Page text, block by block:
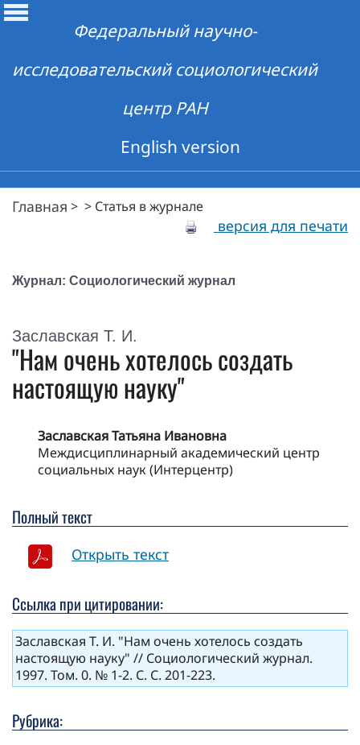
Федеральный научно-
исследовательский социологический
центр РАН
English version
Главная > > Статья в журнале
версия для печати
Журнал: Социологический журнал
Заславская Т. И.
"Нам очень хотелось создать
настоящую науку"
Заславская Татьяна Ивановна
Междисциплинарный академический центр
социальных наук (Интерцентр)
Полный текст
Открыть текст
Ссылка при цитировании:
Заславская Т. И. "Нам очень хотелось создать
настоящую науку" // Социологический журнал.
1997. Том. 0. № 1-2. С. С. 201-223.
Рубрика: